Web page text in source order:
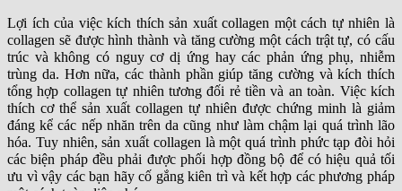
Lợi ích của việc kích thích sản xuất collagen một cách tự nhiên là
collagen sẽ được hình thành và tăng cường một cách trật tự, có cấu
trúc và không có nguy cơ dị ứng hay các phản ứng phụ, nhiễm
trùng da. Hơn nữa, các thành phần giúp tăng cường và kích thích
tổng hợp collagen tự nhiên tương đối rẻ tiền và an toàn. Việc kích
thích cơ thể sản xuất collagen tự nhiên được chứng minh là giảm
đáng kể các nếp nhăn trên da cũng như làm chậm lại quá trình lão
hóa. Tuy nhiên, sản xuất collagen là một quá trình phức tạp đòi hỏi
các biện pháp đều phải được phối hợp đồng bộ để có hiệu quả tối
ưu vì vậy các bạn hãy cố gắng kiên trì và kết hợp các phương pháp